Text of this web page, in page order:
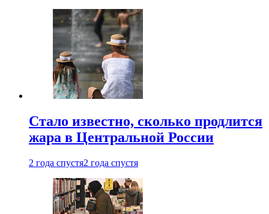
Стало известно, сколько продлится
жара в Центральной России
2 года спустя2 года спустя